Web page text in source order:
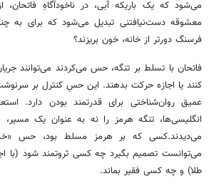
می‌شود که یک باریکه آبی، در ناخودآگاهِ
معشوقه دست‌نیافتنی تبدیل می‌شود که برای به
فرسنگ دورتر از خانه، خون بریزند؟
فاتحان با تسلط بر تنگه، حس می‌کردند می‌توانند
کنند یا اجازه حرکت بدهند. این حسِ کنترل بر
عمیق روان‌شناختی برای قدرتمند بودن دارد.
انگلیسی‌ها، تنگه هرمز را نه به ‌عنوان یک مسیر،
می‌دیدند.کسی که بر هرمز مسلط بود، حس
می‌توانست تصمیم بگیرد چه کسی ثروتمند شود (با
طلا) و چه کسی فقیر بماند.